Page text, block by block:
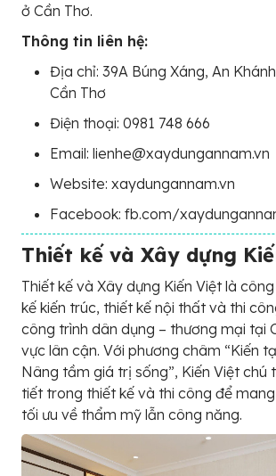
ở Cần Thơ.
Thông tin liên hệ:
Địa chỉ: 39A Búng Xáng, An
Cần Thơ
Điện thoại: 0981 748 666
Email: lienhe@xaydungannam.vn
Website: xaydungannam.vn
Facebook: fb.com/
Thiết kế và Xây dựng
Thiết kế và Xây dựng Kiến Việt là
kế kiến trúc, thiết kế nội thất và thi
công trình dân dụng – thương mại tại
vực lân cận. Với phương châm “Kiến
Nâng tầm giá trị sống”, Kiến Việt chú
tiết trong thiết kế và thi công để
tối ưu về thẩm mỹ lẫn công năng.